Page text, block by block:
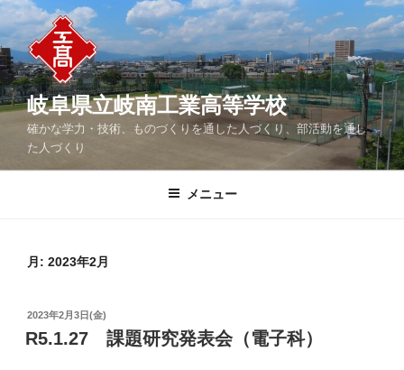
コ
ン
テ
ン
ツ
へ
岐阜県立岐南工業高等学校
確かな学力・技術、ものづくりを通した人づくり、部活動を通し
た人づくり
メニュー
月: 2023年2月
投
稿
日:
2023年2月3日(金)
R5.1.27 課題研究発表会（電子科）